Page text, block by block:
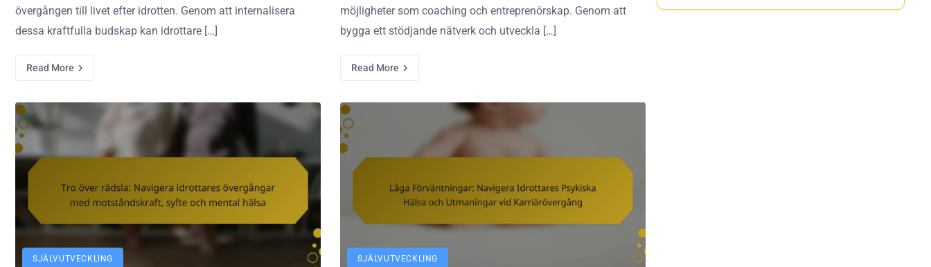
övergången till livet efter idrotten. Genom att internalisera
dessa kraftfulla budskap kan idrottare […]
Read More
möjligheter som coaching och entreprenörskap. Genom att
bygga ett stödjande nätverk och utveckla […]
Read More
SJÄLVUTVECKLING SJÄLVUTVECKLING